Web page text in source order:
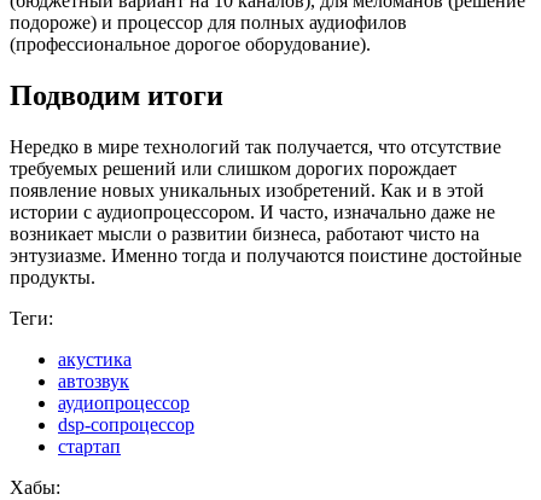
подороже) и процессор для полных аудиофилов
(профессиональное дорогое оборудование).
Подводим итоги
Нередко в мире технологий так получается, что отсутствие
требуемых решений или слишком дорогих порождает
появление новых уникальных изобретений. Как и в этой
истории с аудиопроцессором. И часто, изначально даже не
возникает мысли о развитии бизнеса, работают чисто на
энтузиазме. Именно тогда и получаются поистине достойные
продукты.
Теги:
акустика
автозвук
аудиопроцессор
dsp-сопроцессор
стартап
Хабы: